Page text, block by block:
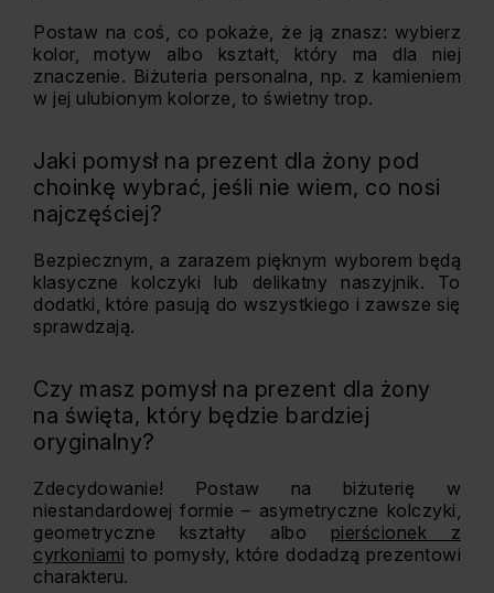
Postaw na coś, co pokaże, że ją znasz: wybierz
kolor, motyw albo kształt, który ma dla niej
znaczenie. Biżuteria personalna, np. z kamieniem
w jej ulubionym kolorze, to świetny trop.
Jaki pomysł na prezent dla żony pod
choinkę wybrać, jeśli nie wiem, co nosi
najczęściej?
Bezpiecznym, a zarazem pięknym wyborem będą
klasyczne kolczyki lub delikatny naszyjnik. To
dodatki, które pasują do wszystkiego i zawsze się
sprawdzają.
Czy masz pomysł na prezent dla żony
na święta, który będzie bardziej
oryginalny?
Zdecydowanie! Postaw na biżuterię w
niestandardowej formie – asymetryczne kolczyki,
geometryczne kształty albo pierścionek z
cyrkoniami to pomysły, które dodadzą prezentowi
charakteru.